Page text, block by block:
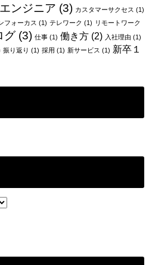
エンジニア (3) カスタマーサクセス (1)
フォーカス (1) テレワーク (1) リモートワーク
グ(3) 仕事 (1) 働き方 (2) 入社理由 (1)
振り返り (1) 採用 (1) 新サービス (1) 新卒１